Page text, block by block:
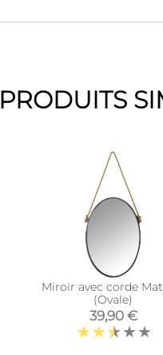
PRODUITS
Miroir avec corde
(Ovale)
39,90 €